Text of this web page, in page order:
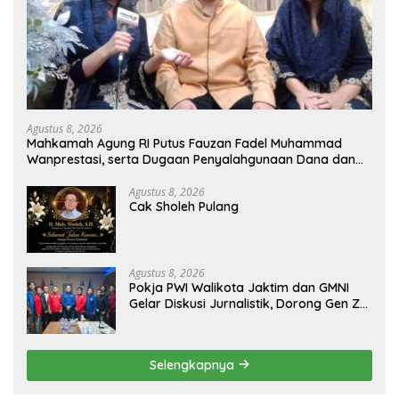
Agustus 8, 2026
Mahkamah Agung RI Putus Fauzan Fadel Muhammad
Wanprestasi, serta Dugaan Penyalahgunaan Dana dan
Agustus 8, 2026
Cak Sholeh Pulang
Agustus 8, 2026
Pokja PWI Walikota Jaktim dan GMNI
Gelar Diskusi Jurnalistik, Dorong Gen Z
Selengkapnya